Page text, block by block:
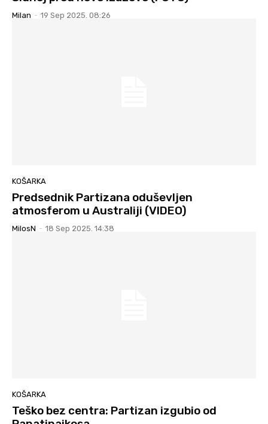
Milan - 19 Sep 2025. 08:26
KOŠARKA
Predsednik Partizana oduševljen
atmosferom u Australiji (VIDEO)
MilosN - 18 Sep 2025. 14:38
KOŠARKA
Teško bez centra: Partizan izgubio od